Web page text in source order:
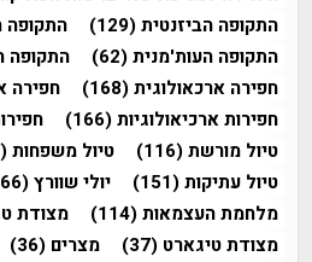
התקופה הביזנטית(129) התקופה
התקופה העות'מנית(62) התקופה
חפירה ארכאולוגית(168) חפירה
חפירות ארכיאולוגיות(166)
טיול מורשת(116) טיול משפחות(217)
טיול עתיקות(151) יולי שוורץ(66)
מלחמת העצמאות(114) מצודת
מצודת טיגארט (37) מצרים (36)